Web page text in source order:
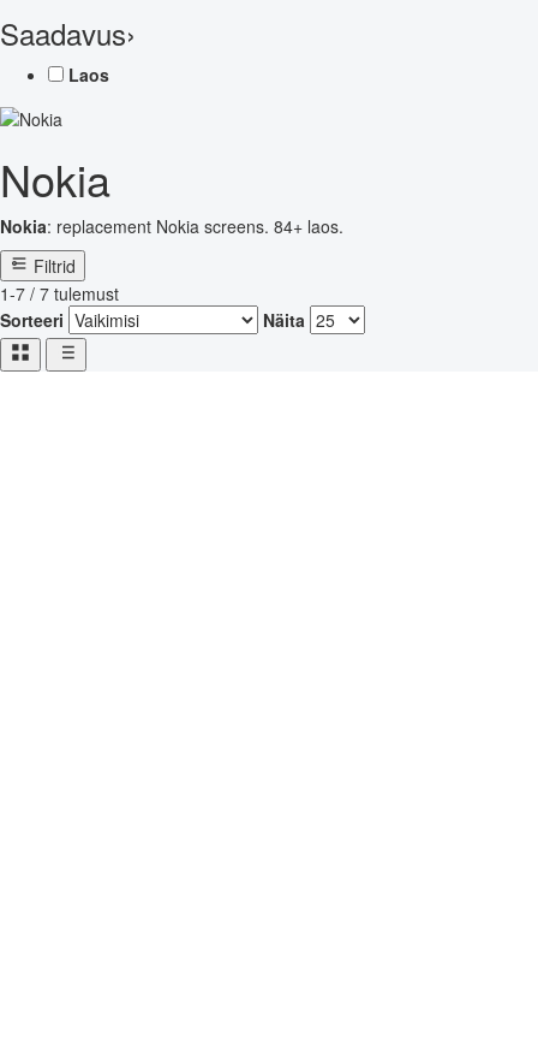
Saadavus›
Laos
Nokia
Nokia: replacement Nokia screens. 84+ laos.
Filtrid
1-7 / 7 tulemust
Sorteeri
Näita